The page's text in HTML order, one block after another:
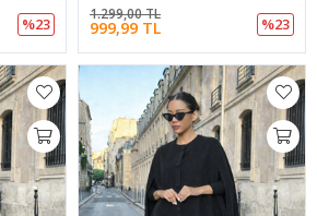
%23 999,99 TL
1.299,00 TL
%23